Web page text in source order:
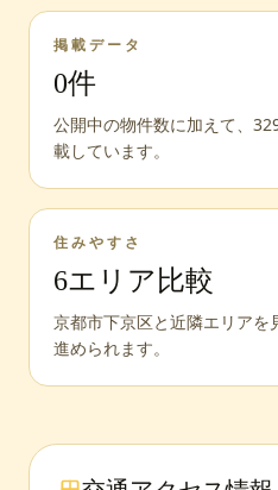
掲載データ
0件
公開中の物件数に加えて、
載しています。
住みやすさ
6エリア比較
京都市下京区と近隣エリアを
進められます。